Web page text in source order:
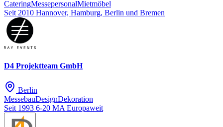
CateringMessepersonalMietmöbel
Seit 2010 Hannover, Hamburg, Berlin und Bremen
D4 Projektteam GmbH
Berlin
MessebauDesignDekoration
Seit 1993 6-20 MA Europaweit